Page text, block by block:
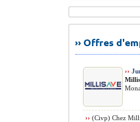
›› Offres
››
›› (Civp) Chez